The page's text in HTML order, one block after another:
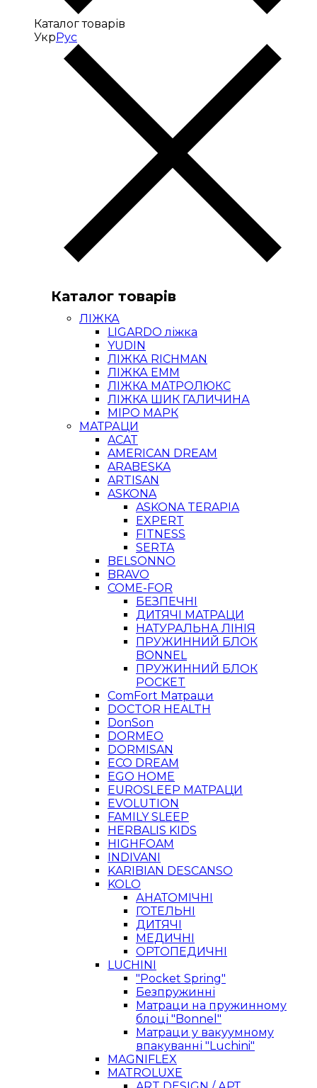
Каталог товарів
УкрРус
Каталог товарів
ЛІЖКА
LIGARDO ліжка
YUDIN
ЛІЖКА RICHMAN
ЛІЖКА ЕММ
ЛІЖКА МАТРОЛЮКС
ЛІЖКА ШИК ГАЛИЧИНА
МІРО МАРК
МАТРАЦИ
ACAT
AMERICAN DREAM
ARABESKA
ARTISAN
ASKONA
ASKONA TERAPIA
EXPERT
FITNESS
SERTA
BELSONNO
BRAVO
COME-FOR
БЕЗПЕЧНІ
ДИТЯЧІ МАТРАЦИ
НАТУРАЛЬНА ЛІНІЯ
ПРУЖИННИЙ БЛОК
BONNEL
ПРУЖИННИЙ БЛОК
POCKET
ComFort Матраци
DOCTOR HEALTH
DonSon
DORMEO
DORMISAN
ECO DREAM
EGO HOME
EUROSLEEP МАТРАЦИ
EVOLUTION
FAMILY SLEEP
HERBALIS KIDS
HIGHFOAM
INDIVANI
KARIBIAN DESCANSO
KOLO
АНАТОМІЧНІ
ГОТЕЛЬНІ
ДИТЯЧІ
МЕДИЧНІ
ОРТОПЕДИЧНІ
LUCHINI
"Pocket Spring"
Безпружинні
Матраци на пружинному
блоці "Bonnel"
Матраци у вакуумному
впакуванні "Luchini"
MAGNIFLEX
MATROLUXE